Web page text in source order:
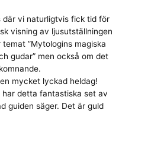
där vi naturligtvis fick tid för
visning av ljusutställningen
temat ”Mytologins magiska
gudar” men också om det
mycket lyckad heldag!
detta fantastiska set av
guiden säger. Det är guld